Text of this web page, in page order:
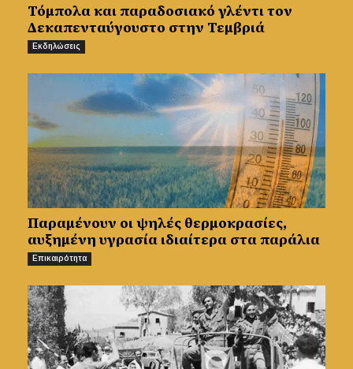
Τόμπολα και παραδοσιακό γλέντι τον
Δεκαπενταύγουστο στην Τεμβριά
Εκδηλώσεις
Παραμένουν οι ψηλές θερμοκρασίες,
αυξημένη υγρασία ιδιαίτερα στα παράλια
Επικαιρότητα